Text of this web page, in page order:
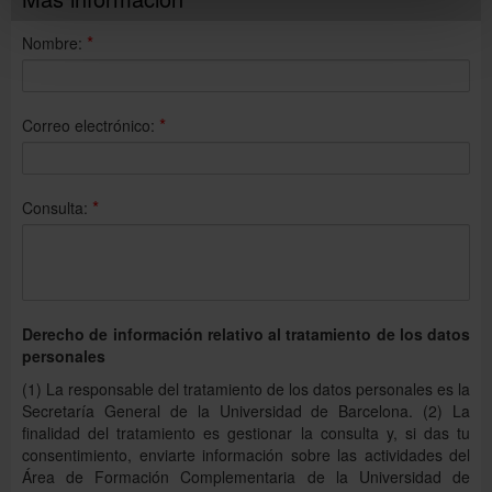
afc.secretaria@ub.edu
de la Universidad de Barcelona, los estudiantes de
TARIFA GENERAL:
Todo aquel alumno que no pertenezca a uno de
los colectivos anteriores.
PAGO FRACCIONADO CON CRÉDITO:
Nombre: *
Correo electrónico: *
Consulta: *
Derecho de información relativo al tratamiento de los datos
personales
(1) La responsable del tratamiento de los datos personales es la
Secretaría General de la Universidad de Barcelona. (2) La
finalidad del tratamiento es gestionar la consulta y, si das tu
consentimiento, enviarte información sobre las actividades del
Área de Formación Complementaria de la Universidad de